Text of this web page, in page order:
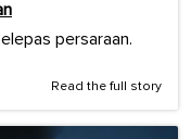
persaraan.
Read the full story